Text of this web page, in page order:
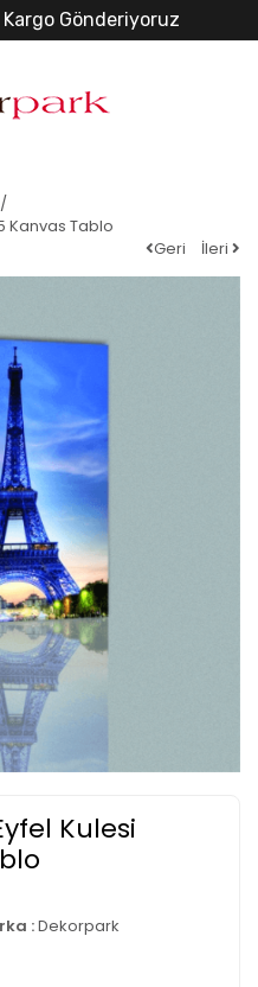
Gönderiyoruz
Kanvas Tablo
Geri
İleri
Kulesi
:Dekorpark